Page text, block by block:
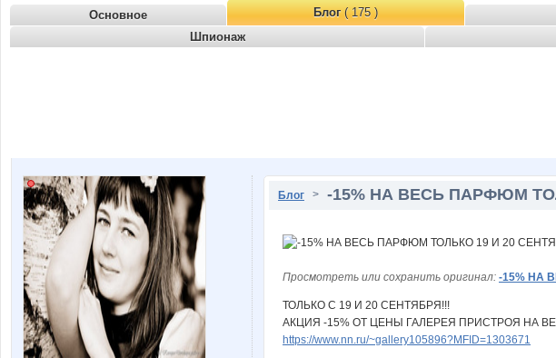
Основное Блог( 175 )
Шпионаж
Блог > -15% НА ВЕСЬ ПАРФЮМ
Просмотреть или сохранить оригинал: -15% НА
ТОЛЬКО С 19 И 20 СЕНТЯБРЯ!!!
АКЦИЯ -15% ОТ ЦЕНЫ ГАЛЕРЕЯ ПРИСТРОЯ НА
https://www.nn.ru/~gallery105896?MFID=1303671